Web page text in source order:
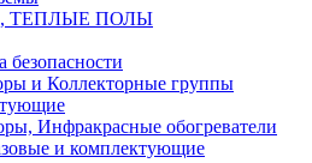
ТЕПЛЫЕ ПОЛЫ
безопасности
и Коллекторные группы
Инфракрасные обогреватели
и комплектующие